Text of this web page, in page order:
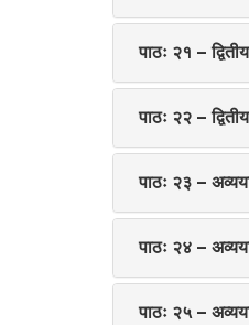
पाठः २१ –
पाठः २२ –
पाठः २३ –
पाठः २४ –
पाठः २५ –